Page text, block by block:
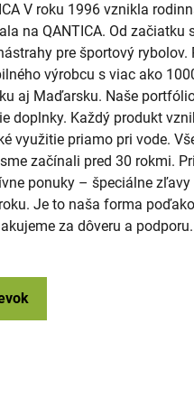
V roku 1996 vznikla
na QANTICA. Od
pre športový
výrobcu s viac ako
aj Maďarsku. Naše
doplnky. Každý produkt
využitie priamo pri vode.
začínali pred 30 rokmi.
ponuky – špeciálne
Je to naša forma
za dôveru a